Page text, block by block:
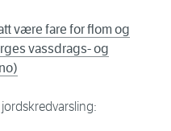
være fare for flom og
vassdrags- og